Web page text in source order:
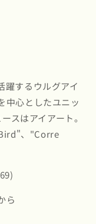
躍するウルグアイ
中心としたユニッ
スはアイアート。
、"Corre
ら